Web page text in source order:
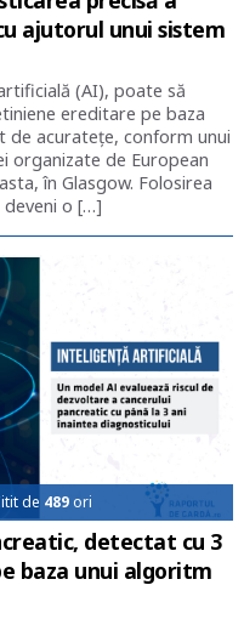
ajutorul unui sistem
(AI), poate să
ereditare pe baza
de acurateţe, conform unui
organizate de European
în Glasgow. Folosirea
deveni o […]
de 489 ori
detectat cu 3
baza unui algoritm